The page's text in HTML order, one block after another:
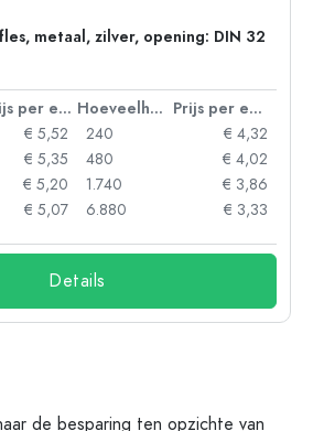
metaal, zilver, opening: DIN 32
Prijs per eenheid Hoeveelheid
Prijs per eenheid
€ 5,52
€ 5,35
€ 5,20
€ 5,07
240
€ 4,32
480
€ 4,02
1.740
€ 3,86
6.880
€ 3,33
Details
de besparing ten opzichte van